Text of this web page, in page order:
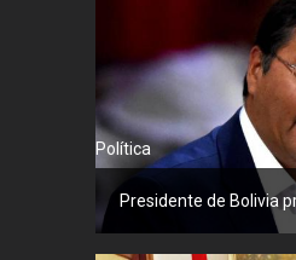
Política
Presidente de Bolivia